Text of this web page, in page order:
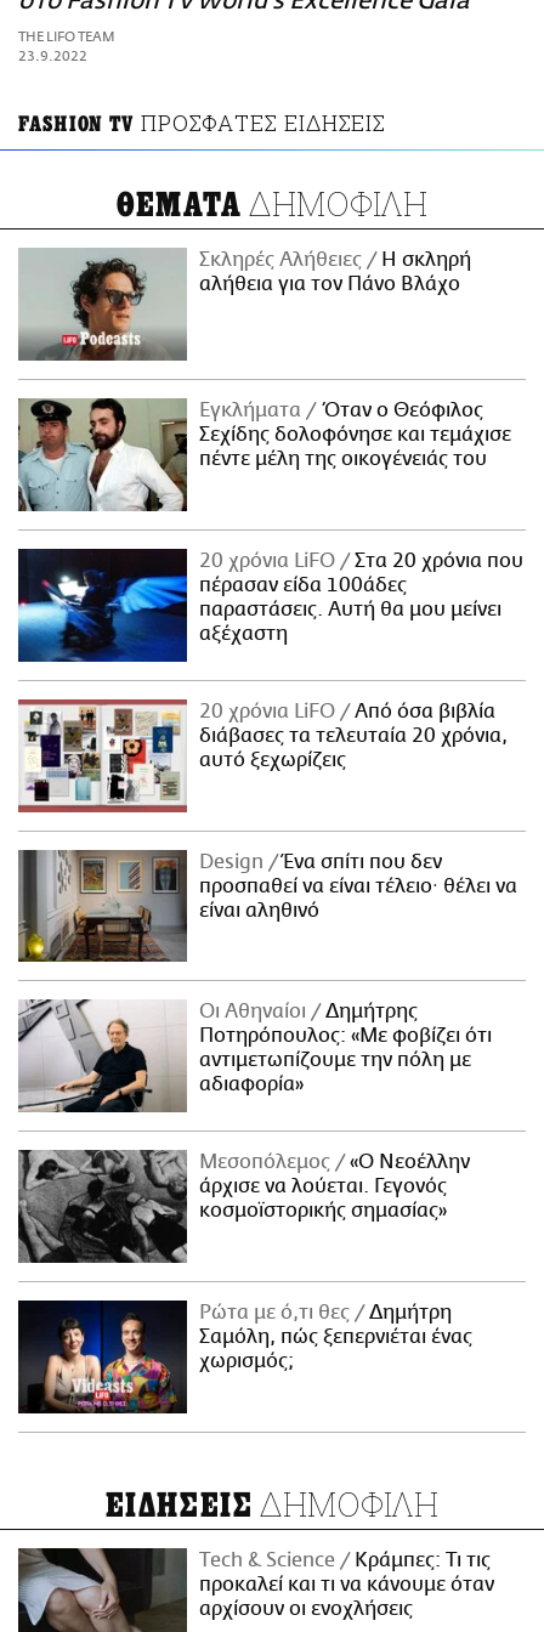
ΑΜΠΑ
PRINT
THE LIFO TEAM
23.9.2022
FASHION TV ΠΡΟΣΦΑΤΕΣ ΕΙΔΗΣΕΙΣ
ΘΕΜΑΤΑ ΔΗΜΟΦΙΛΗ
Σκληρές Αλήθειες
H σκληρή
αλήθεια για τον Πάνο Βλάχο
Εγκλήματα
Όταν ο Θεόφιλος
Σεχίδης δολοφόνησε και τεμάχισε
πέντε μέλη της οικογένειάς του
20 χρόνια LiFO
Στα 20 χρόνια που
πέρασαν είδα 100άδες
παραστάσεις. Αυτή θα μου μείνει
αξέχαστη
20 χρόνια LiFO
Από όσα βιβλία
διάβασες τα τελευταία 20 χρόνια,
αυτό ξεχωρίζεις
Design
Ένα σπίτι που δεν
προσπαθεί να είναι τέλειο· θέλει να
είναι αληθινό
Οι Αθηναίοι
Δημήτρης
Ποτηρόπουλος: «Με φοβίζει ότι
αντιμετωπίζουμε την πόλη με
αδιαφορία»
Μεσοπόλεμος
«Ο Νεοέλλην
άρχισε να λούεται. Γεγονός
κοσμοϊστορικής σημασίας»
Ρώτα με ό,τι θες
Δημήτρη
Σαμόλη, πώς ξεπερνιέται ένας
χωρισμός;
ΕΙΔΗΣΕΙΣ ΔΗΜΟΦΙΛΗ
Τech & Science
Κράμπες: Τι τις
προκαλεί και τι να κάνουμε όταν
αρχίσουν οι ενοχλήσεις